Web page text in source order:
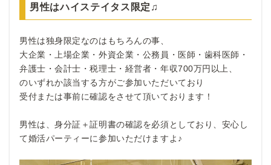
男性はハイステイタス限定♫
男性は独身限定なのはもちろんの事、
大企業・上場企業・外資企業・公務員・医師・歯科医師・
弁護士・会計士・税理士・経営者・年収700万円以上、
のいずれか該当する方がご参加いただいており
受付または事前に確認をさせて頂いております！
男性は、身分証＋証明書の確認を必須としており、安心し
て婚活パーティーに参加いただけますよ♪